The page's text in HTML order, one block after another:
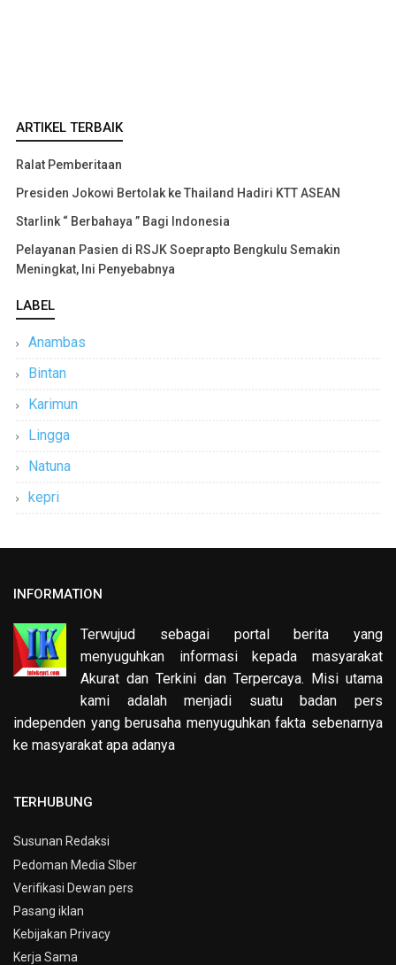
ARTIKEL TERBAIK
Ralat Pemberitaan
Presiden Jokowi Bertolak ke Thailand Hadiri KTT ASEAN
Starlink “ Berbahaya ” Bagi Indonesia
Pelayanan Pasien di RSJK Soeprapto Bengkulu Semakin
Meningkat, Ini Penyebabnya
LABEL
Anambas
Bintan
Karimun
Lingga
Natuna
kepri
INFORMATION
Terwujud sebagai portal berita yang
menyuguhkan informasi kepada masyarakat
Akurat dan Terkini dan Terpercaya. Misi utama
kami adalah menjadi suatu badan pers
independen yang berusaha menyuguhkan fakta sebenarnya
ke masyarakat apa adanya
TERHUBUNG
Susunan Redaksi
Pedoman Media SIber
Verifikasi Dewan pers
Pasang iklan
Kebijakan Privacy
Kerja Sama